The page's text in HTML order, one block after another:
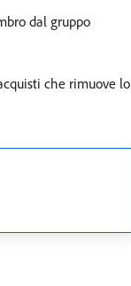
dal gruppo
che rimuove lo